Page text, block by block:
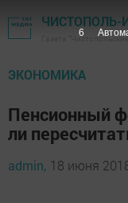
Газета
ЭКОНОМИКА
Пенсионный
ли
admin, 18 июня
5